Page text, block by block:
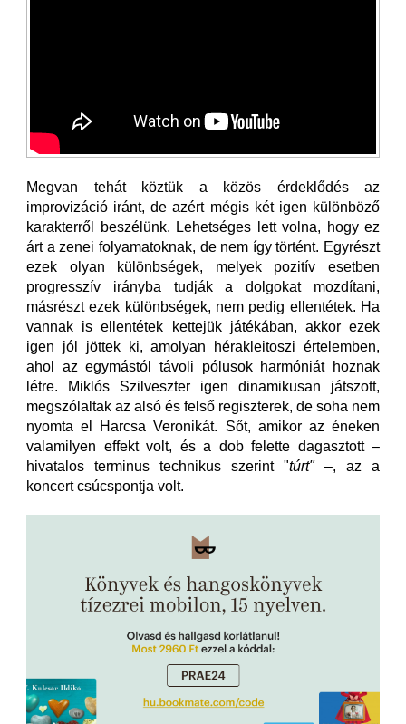
Megvan tehát köztük a közös érdeklődés az
improvizáció iránt, de azért mégis két igen különböző
karakterről beszélünk. Lehetséges lett volna, hogy ez
árt a zenei folyamatoknak, de nem így történt. Egyrészt
ezek olyan különbségek, melyek pozitív esetben
progresszív irányba tudják a dolgokat mozdítani,
másrészt ezek különbségek, nem pedig ellentétek. Ha
vannak is ellentétek kettejük játékában, akkor ezek
igen jól jöttek ki, amolyan hérakleitoszi értelemben,
ahol az egymástól távoli pólusok harmóniát hoznak
létre. Miklós Szilveszter igen dinamikusan játszott,
megszólaltak az alsó és felső regiszterek, de soha nem
nyomta el Harcsa Veronikát. Sőt, amikor az éneken
valamilyen effekt volt, és a dob felette dagasztott –
hivatalos terminus technikus szerint "túrt"–, az a
koncert csúcspontja volt.